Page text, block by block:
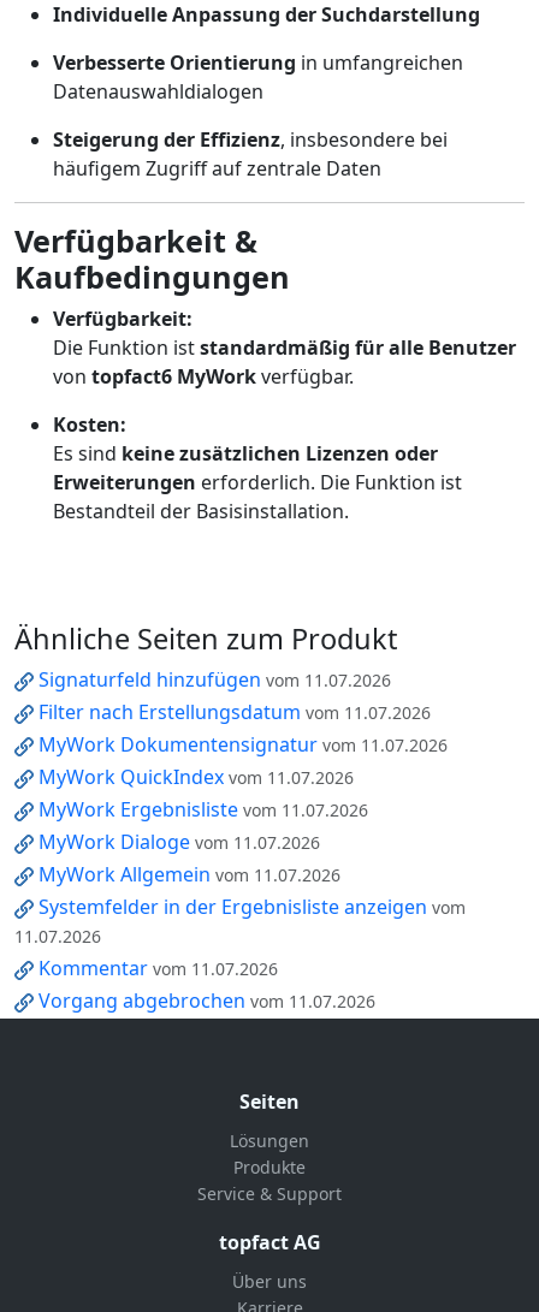
Individuelle Anpassung der Suchdarstellung
Verbesserte Orientierung in umfangreichen
Datenauswahldialogen
Steigerung der Effizienz, insbesondere bei
häufigem Zugriff auf zentrale Daten
Verfügbarkeit &
Kaufbedingungen
Verfügbarkeit:
Die Funktion iststandardmäßig für alle Benutzer
von topfact6 MyWorkverfügbar.
Kosten:
Es sind keine zusätzlichen Lizenzen oder
Erweiterungen erforderlich. Die Funktion ist
Bestandteil der Basisinstallation.
Ähnliche Seiten zum Produkt
Signaturfeld hinzufügen vom 11.07.2026
Filter nach Erstellungsdatum vom 11.07.2026
MyWork Dokumentensignatur vom 11.07.2026
MyWork QuickIndex vom 11.07.2026
MyWork Ergebnisliste vom 11.07.2026
MyWork Dialoge vom 11.07.2026
MyWork Allgemein vom 11.07.2026
Systemfelder in der Ergebnisliste anzeigen vom
11.07.2026
Kommentar vom 11.07.2026
Vorgang abgebrochen vom 11.07.2026
Seiten
Lösungen
Produkte
Service & Support
topfact AG
Über uns